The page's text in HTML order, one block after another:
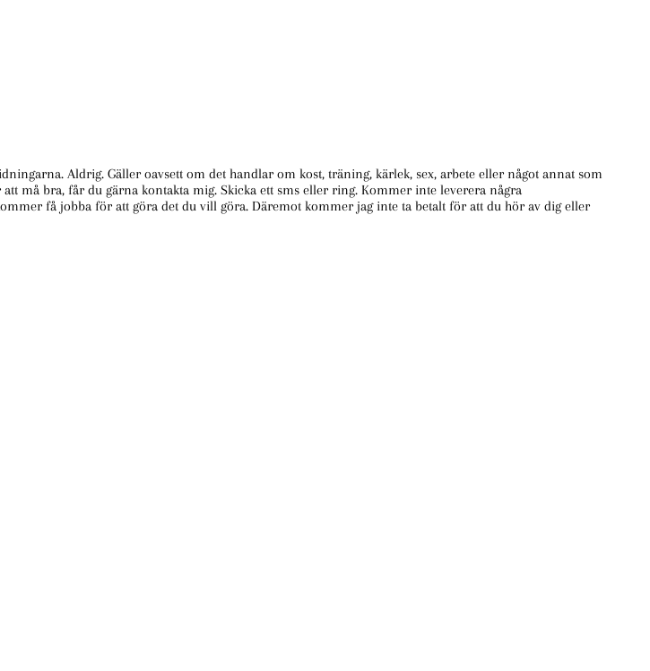
Aldrig. Gäller oavsett om det handlar om kost, träning, kärlek, sex, arbete eller något annat som
må bra, får du gärna kontakta mig. Skicka ett sms eller ring. Kommer inte leverera några
få jobba för att göra det du vill göra. Däremot kommer jag inte ta betalt för att du hör av dig eller